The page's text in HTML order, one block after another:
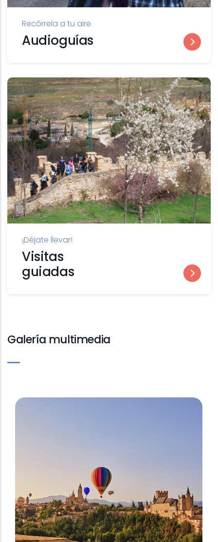
Recórrela a tu aire
Audioguías
¡Déjate llevar!
Visitas
guiadas
Galería multimedia